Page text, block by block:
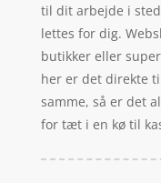
til dit arbejde i
lettes for dig.
butikker eller
her er det direkte
samme, så er det
for tæt i en kø til